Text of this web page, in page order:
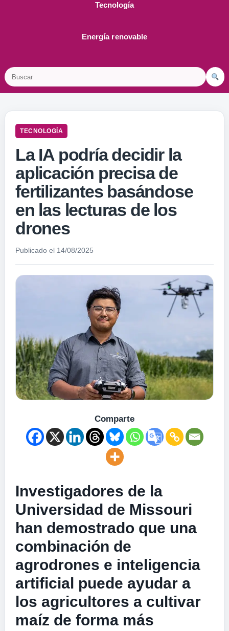
Tecnología
Energía renovable
TECNOLOGÍA
La IA podría decidir la
aplicación precisa de
fertilizantes basándose
en las lecturas de los
drones
Publicado el 14/08/2025
Comparte
Investigadores de la
Universidad de Missouri
han demostrado que una
combinación de
agrodrones e inteligencia
artificial puede ayudar a
los agricultores a cultivar
maíz de forma más